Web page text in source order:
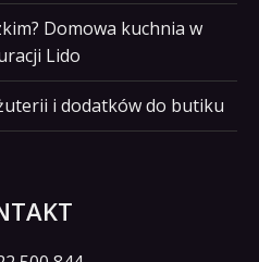
Domowa kuchnia w
Lido
i dodatków do butiku